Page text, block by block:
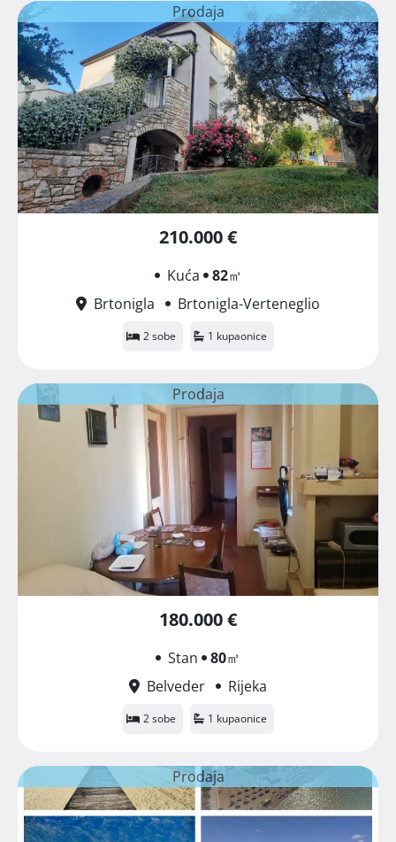
Prodaja
210.000 €
Kuća 82㎡
Brtonigla
Brtonigla-Verteneglio
2 sobe 1 kupaonice
Prodaja
180.000 €
Stan 80㎡
Belveder
Rijeka
2 sobe 1 kupaonice
Prodaja